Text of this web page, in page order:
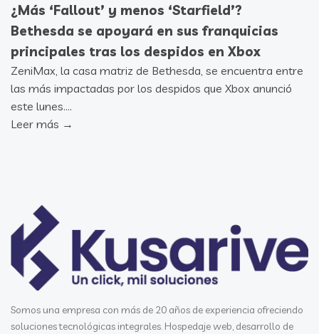
¿Más ‘Fallout’ y menos ‘Starfield’?
Bethesda se apoyará en sus franquicias
principales tras los despidos en Xbox
ZeniMax, la casa matriz de Bethesda, se encuentra entre
las más impactadas por los despidos que Xbox anunció
este lunes....
Leer más →
Somos una empresa con más de 20 años de experiencia ofreciendo
soluciones tecnológicas integrales. Hospedaje web, desarrollo de